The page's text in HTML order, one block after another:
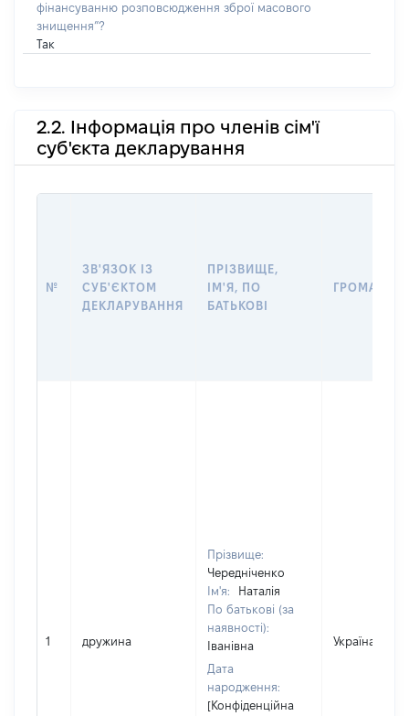
фінансуванню розповсюдження зброї масового
знищення”?
Так
2.2. Інформація про членів сім'ї
суб'єкта декларування
№
ЗВ'ЯЗОК ІЗ
СУБ'ЄКТОМ
ДЕКЛАРУВАННЯ
ПРІЗВИЩЕ,
ІМ'Я, ПО
БАТЬКОВІ
1 дружина
Прізвище:
Чередніченко
Ім'я:
Наталія
По батькові (за
наявності):
Іванівна
Дата
народження:
[Конфіденційна
Україна